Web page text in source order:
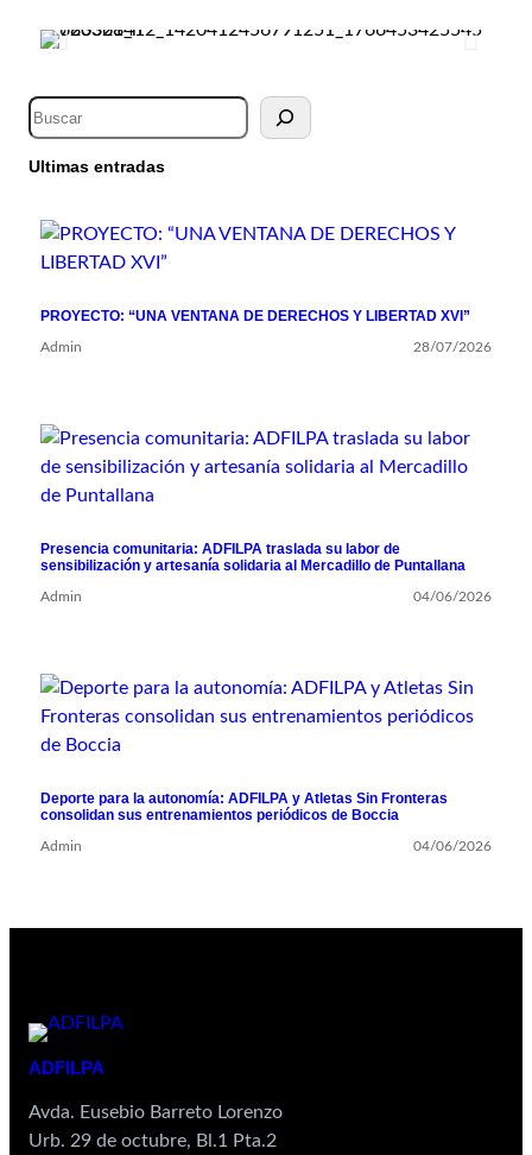
Ultimas entradas
PROYECTO: “UNA VENTANA DE DERECHOS Y LIBERTAD XVI”
Admin 28/07/2026
Presencia comunitaria: ADFILPA traslada su labor de
sensibilización y artesanía solidaria al Mercadillo de Puntallana
Admin 04/06/2026
Deporte para la autonomía: ADFILPA y Atletas Sin Fronteras
consolidan sus entrenamientos periódicos de Boccia
Admin 04/06/2026
ADFILPA
Avda. Eusebio Barreto Lorenzo
Urb. 29 de octubre, Bl.1 Pta.2